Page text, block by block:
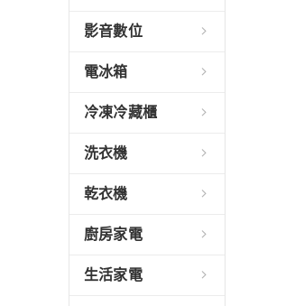
影音數位
電冰箱
冷凍冷藏櫃
洗衣機
乾衣機
廚房家電
生活家電